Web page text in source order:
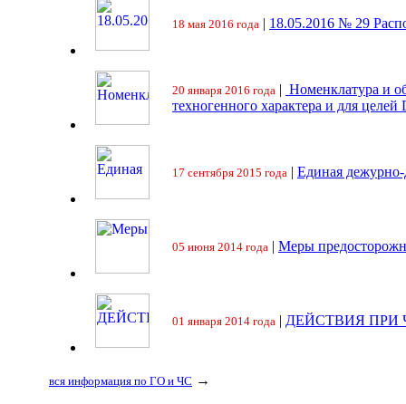
18 мая 2016 года | 18.05.2016 № 29
20 января 2016 года | Номенклатура и
техногенного характера и для целей
17 сентября 2015 года | Единая
05 июня 2014 года | Меры
01 января 2014 года | ДЕЙСТВИЯ ПРИ
вся информация по ГО и ЧС →